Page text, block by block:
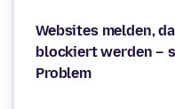
Websites melden,
blockiert werden –
Problem